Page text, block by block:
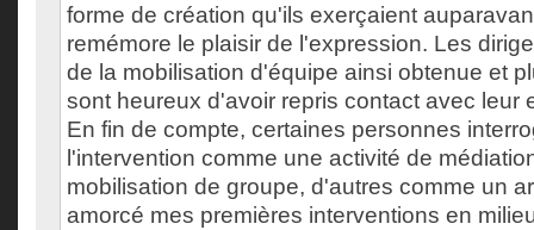
forme de création qu'ils exerçaient
remémore le plaisir de l'expression. Les
de la mobilisation d'équipe ainsi obtenue et
sont heureux d'avoir repris contact avec leur
En fin de compte, certaines personnes
l'intervention comme une activité de
mobilisation de groupe, d'autres comme un
amorcé mes premières interventions en